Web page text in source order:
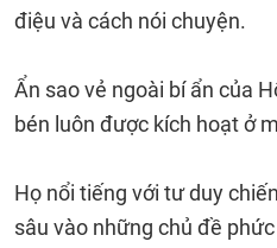
điệu và cách nói chuyện.
Ẩn sao vẻ ngoài bí ẩn của
bén luôn được kích hoạt ở
Họ nổi tiếng với tư duy
sâu vào những chủ đề